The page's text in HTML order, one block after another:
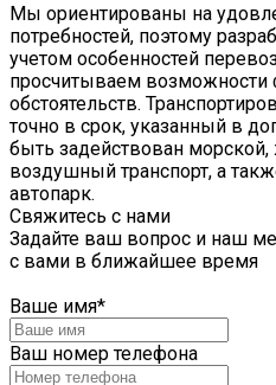
Мы ориентированы на
потребностей, поэтому
учетом особенностей
просчитываем
обстоятельств.
точно в срок, указанный в
быть задействован
воздушный транспорт, а
автопарк.
Свяжитесь с нами
Задайте ваш вопрос и наш
с вами в ближайшее время
Ваше имя*
Ваш номер телефона